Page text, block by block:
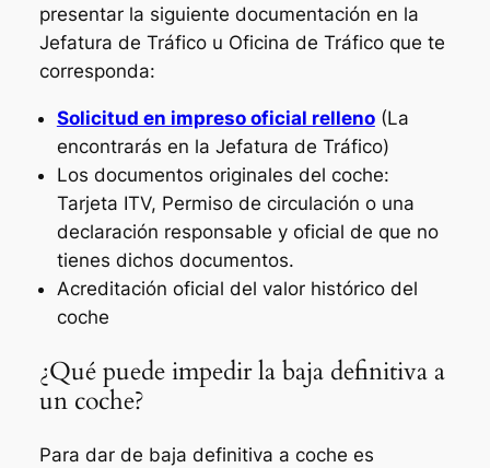
presentar la siguiente documentación en la
Jefatura de Tráfico u Oficina de Tráfico que te
corresponda:
Solicitud en impreso oficial relleno(La
encontrarás en la Jefatura de Tráfico)
Los documentos originales del coche:
Tarjeta ITV, Permiso de circulación o una
declaración responsable y oficial de que no
tienes dichos documentos.
Acreditación oficial del valor histórico del
coche
¿Qué puede impedir la baja definitiva a
un coche?
Para dar de baja definitiva a coche es